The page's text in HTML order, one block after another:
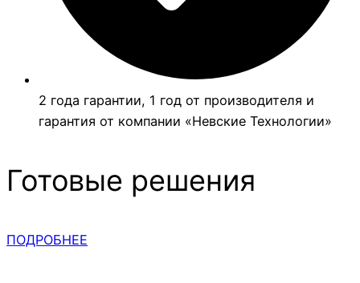
2 года гарантии, 1 год от производителя и
гарантия от компании «Невские Технологии»
Готовые решения
ПОДРОБНЕЕ